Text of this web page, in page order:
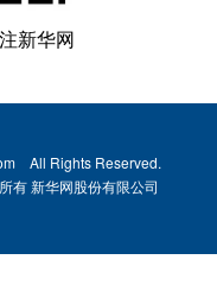
新华网
All Rights Reserved.
新华网股份有限公司